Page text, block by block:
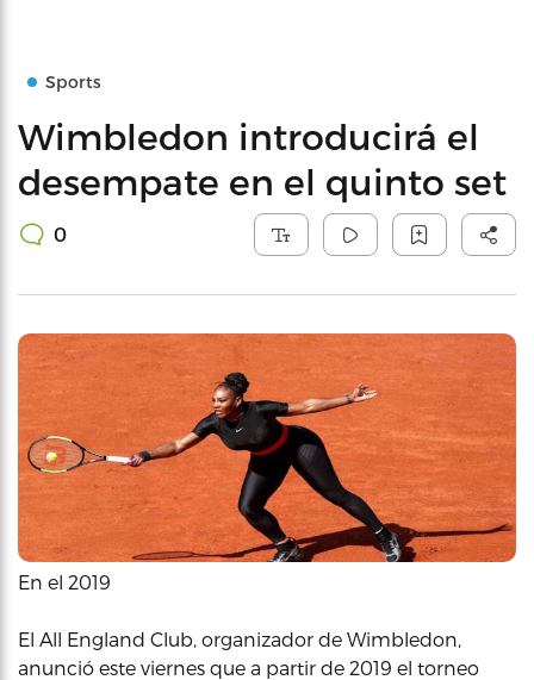
Sports
Wimbledon introducirá el
desempate en el quinto set
0
En el 2019
El All England Club, organizador de Wimbledon,
anunció este viernes que a partir de 2019 el torneo